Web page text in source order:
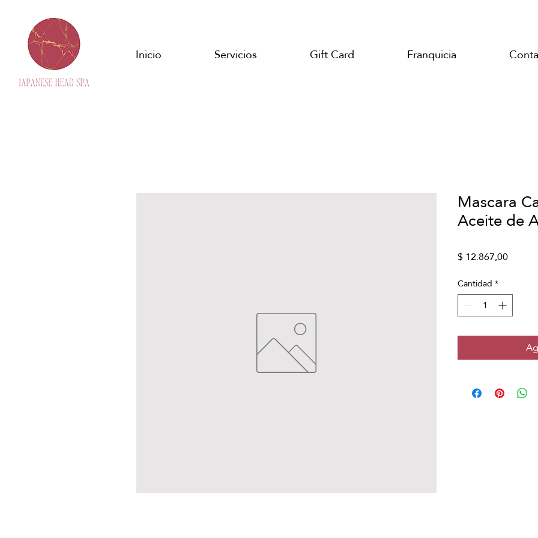
Inicio Servicios Gift Card Franquicia
Mascara
Aceite de
$ 12.867,00Precio
Cantidad*